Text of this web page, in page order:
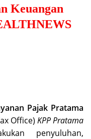
Keuangan
Pajak Pratama
Office) KPP Pratama
penyuluhan,